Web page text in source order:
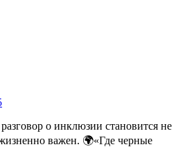
о инклюзии становится не
важен. 🌍«Где черные